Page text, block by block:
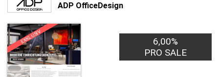
ADP OfficeDesign
EXKLUSIV
6,00%
PRO SALE